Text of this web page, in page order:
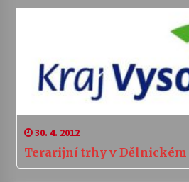
30. 4. 2012
Terarijní trhy v Dělnickém